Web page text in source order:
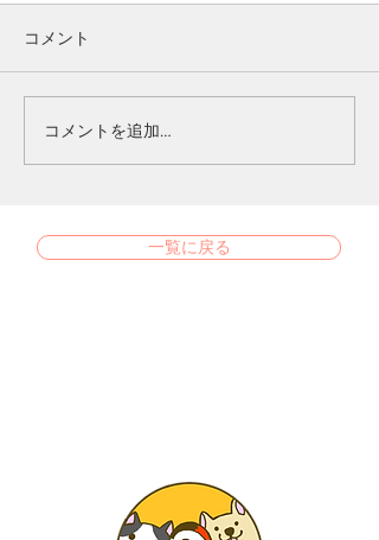
コメント
コメントを追加…
一覧に戻る